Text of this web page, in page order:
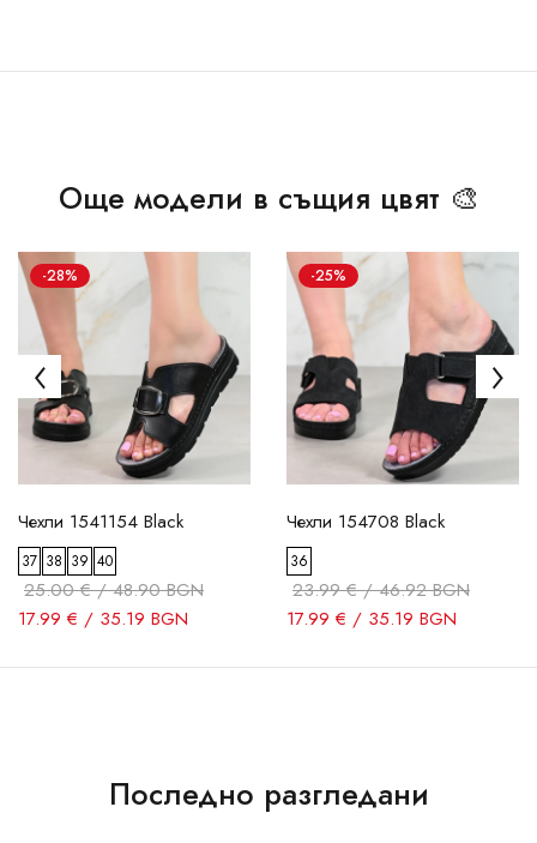
Още модели в същия цвят 🎨
-28%
Чехли 1541154 Black
37 38 39 40
25.00 € / 48.90 BGN
17.99 € / 35.19 BGN
-25%
Чехли 154708 Black
36
23.99 € / 46.92 BGN
17.99 € / 35.19 BGN
Последно разгледани